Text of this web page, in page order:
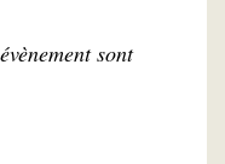
sont